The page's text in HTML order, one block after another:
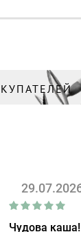
Чудова каша!